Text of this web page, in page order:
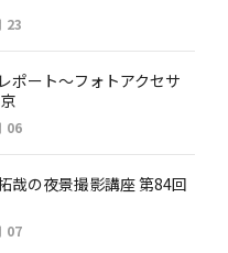
23
ポート～フォトアクセサ
06
哉の夜景撮影講座 第84回
07